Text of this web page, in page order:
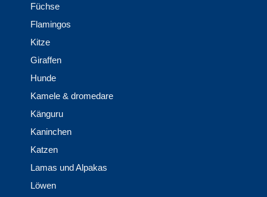
Füchse
Flamingos
Kitze
Giraffen
Hunde
Kamele & dromedare
Känguru
Kaninchen
Katzen
Lamas und Alpakas
Löwen